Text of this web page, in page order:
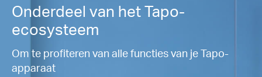
Onderdeel van het Tapo-
ecosysteem
Om te profiteren van alle functies van je Tapo-
apparaat